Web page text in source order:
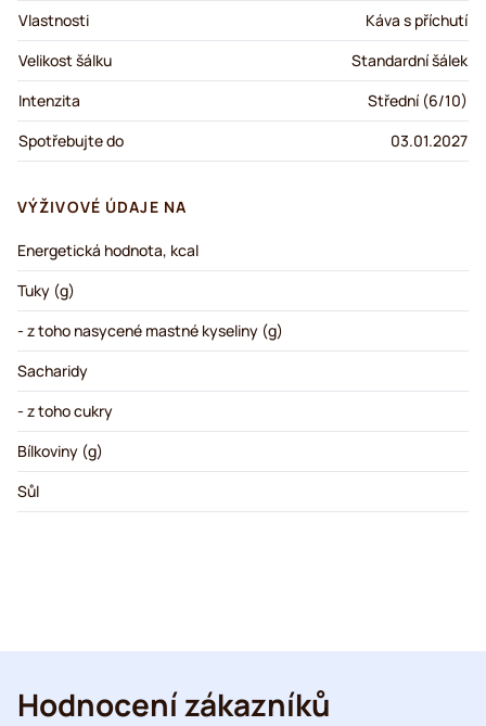
Vlastnosti
Káva s příchutí
Velikost šálku
Standardní šálek
Intenzita
Střední (6/10)
Spotřebujte do
03.01.2027
VÝŽIVOVÉ ÚDAJE NA
Energetická hodnota, kcal
Tuky (g)
- z toho nasycené mastné kyseliny (g)
Sacharidy
- z toho cukry
Bílkoviny (g)
Sůl
Hodnocení zákazníků